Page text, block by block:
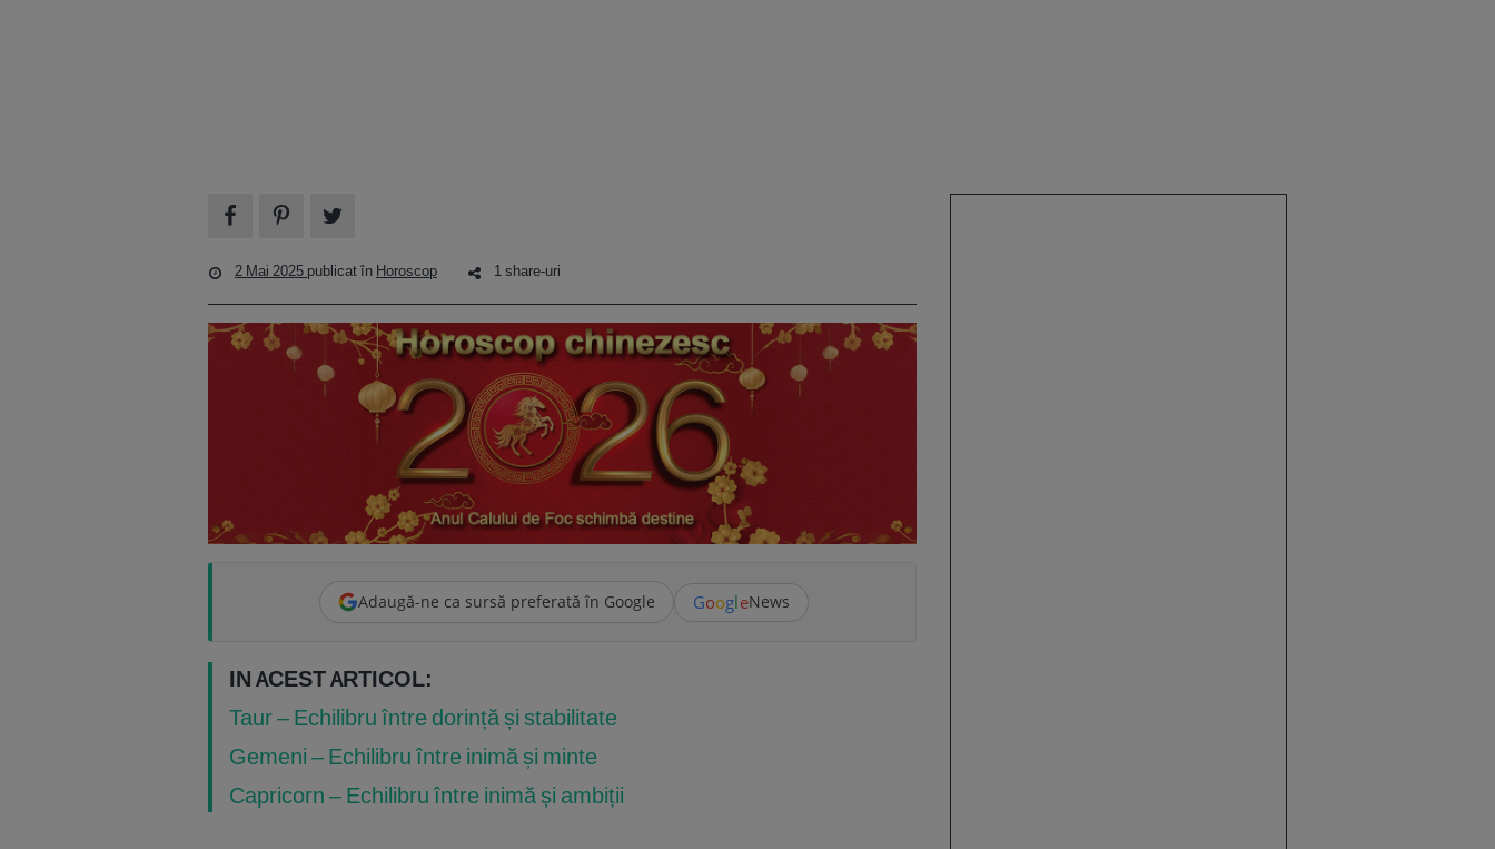
2 Mai 2025 publicat în Horoscop 1 share-uri
Adaugă-ne ca sursă preferată în Google GoogleNews
IN ACEST ARTICOL:
Taur – Echilibru între dorință și stabilitate
Gemeni – Echilibru între inimă și minte
Capricorn – Echilibru între inimă și ambiții